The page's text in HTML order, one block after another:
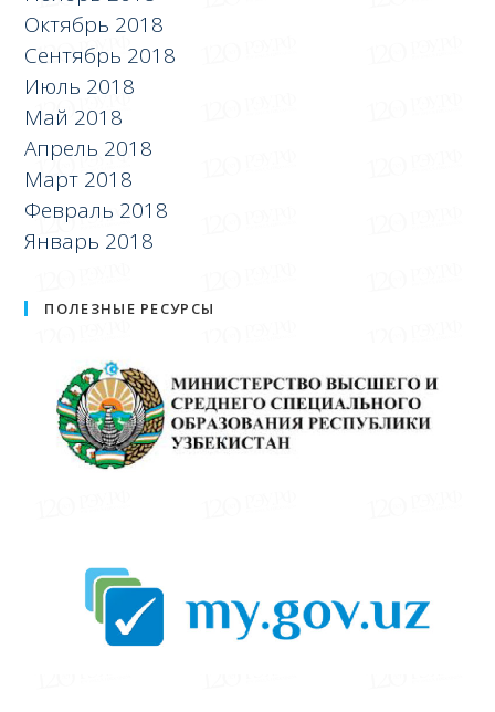
Октябрь 2018
Сентябрь 2018
Июль 2018
Май 2018
Апрель 2018
Март 2018
Февраль 2018
Январь 2018
ПОЛЕЗНЫЕ РЕСУРСЫ